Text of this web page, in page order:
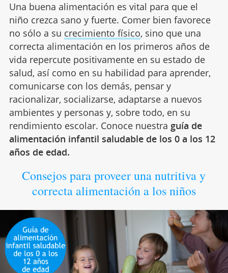
Una buena alimentación es vital para que el
niño crezca sano y fuerte. Comer bien favorece
no sólo a su crecimiento físico, sino que una
correcta alimentación en los primeros años de
vida repercute positivamente en su estado de
salud, así como en su habilidad para aprender,
comunicarse con los demás, pensar y
racionalizar, socializarse, adaptarse a nuevos
ambientes y personas y, sobre todo, en su
rendimiento escolar. Conoce nuestra guía de
alimentación infantil saludable de los 0 a los 12
años de edad.
Consejos para proveer una nutritiva y
correcta alimentación a los niños